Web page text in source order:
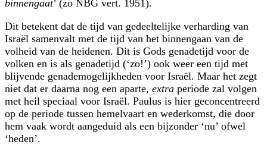
binnengaat’ (zo NBG vert. 1951).
Dit betekent dat de tijd van gedeeltelijke verharding van
Israël samenvalt met de tijd van het binnengaan van de
volheid van de heidenen. Dit is Gods genadetijd voor de
volken en is als genadetijd (‘zo!’) ook weer een tijd met
blijvende genade­mogelijkheden voor Israël. Maar het zegt
niet dat er daarna nog een aparte, extra periode zal volgen
met heil speciaal voor Israël. Paulus is hier geconcentreerd
op de periode tussen hemelvaart en wederkomst, die door
hem vaak wordt aangeduid als een bijzonder ‘nu’ ofwel
‘heden’.